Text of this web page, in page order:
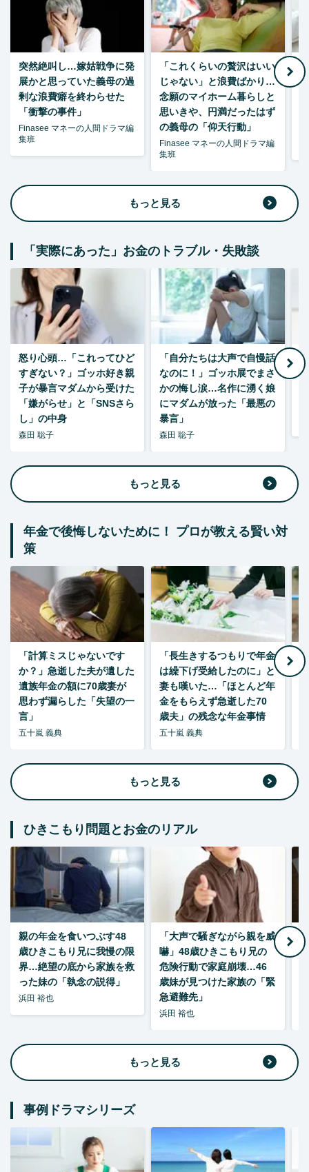
突然絶叫し…嫁姑戦争に発
展かと思っていた義母の過
剰な浪費癖を終わらせた
「衝撃の事件」
Finasee マネーの人間ドラマ編
集班
「これくらいの贅沢はいい
じゃない」と浪費ばかり…
念願のマイホーム暮らしと
思いきや、円満だったはず
の義母の「仰天行動」
Finasee マネーの人間ドラマ編
集班
もっと見る
「実際にあった」お金のトラブル・失敗談
怒り心頭…「これってひど
すぎない？」ゴッホ好き親
子が暴言マダムから受けた
「嫌がらせ」と「SNSさら
し」の中身
森田 聡子
「自分たちは大声で自慢話
なのに！」ゴッホ展でまさ
かの悔し涙…名作に湧く娘
にマダムが放った「最悪の
暴言」
森田 聡子
もっと見る
年金で後悔しないために！ プロが教える賢い対
策
「計算ミスじゃないです
か？」急逝した夫が遺した
遺族年金の額に70歳妻が
思わず漏らした「失望の一
言」
五十嵐 義典
「長生きするつもりで年金
は繰下げ受給したのに」と
妻も嘆いた…「ほとんど年
金をもらえず急逝した70
歳夫」の残念な年金事情
五十嵐 義典
もっと見る
ひきこもり問題とお金のリアル
親の年金を食いつぶす48
歳ひきこもり兄に我慢の限
界…絶望の底から家族を救
った妹の「執念の説得」
浜田 裕也
「大声で騒ぎながら親を威
嚇」48歳ひきこもり兄の
危険行動で家庭崩壊…46
歳妹が見つけた家族の「緊
急避難先」
浜田 裕也
もっと見る
事例ドラマシリーズ